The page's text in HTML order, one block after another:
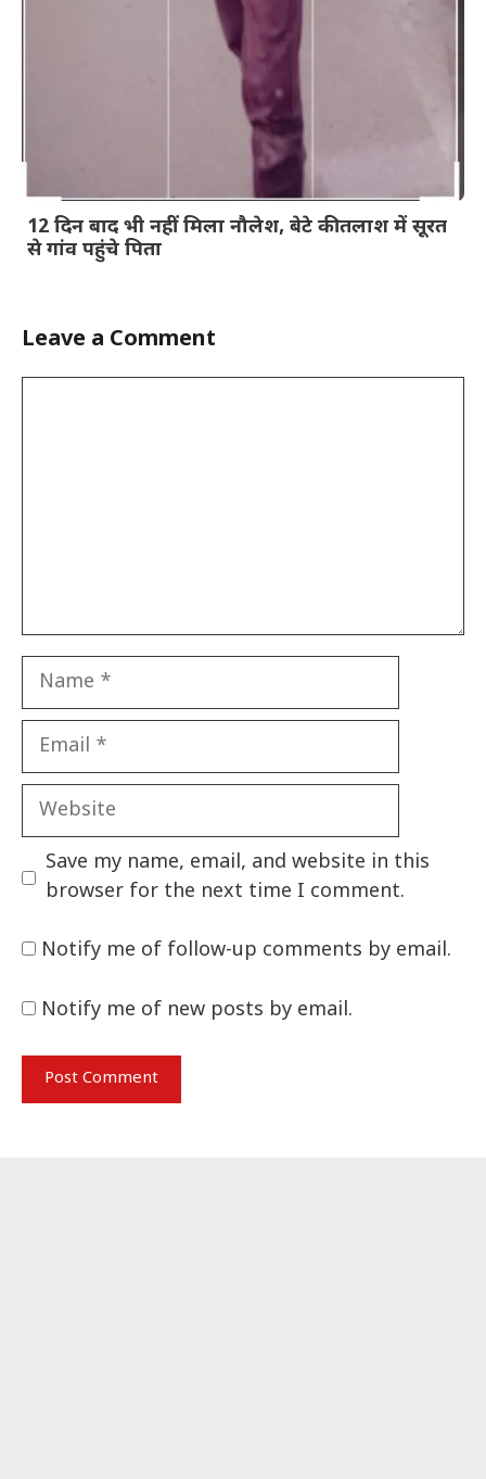
12 दिन बाद भी नहीं मिला नौलेश, बेटे की तलाश में सूरत
से गांव पहुंचे पिता
Leave a Comment
Name
Email
Website
Save my name, email, and website in this
browser for the next time I comment.
Notify me of follow-up comments by email.
Notify me of new posts by email.